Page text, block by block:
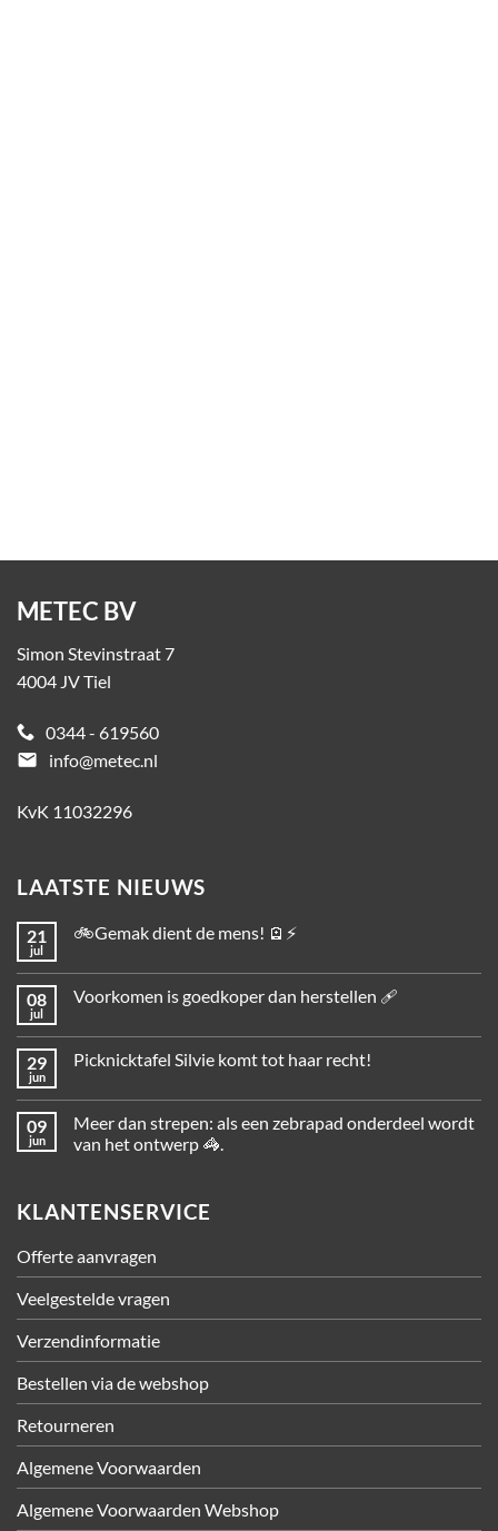
METEC BV
Simon Stevinstraat 7
4004 JV Tiel
0344 - 619560
email
info@metec.nl
KvK 11032296
LAATSTE NIEUWS
21
jul
🚲Gemak dient de mens! 🪫⚡
08
jul
Voorkomen is goedkoper dan herstellen 🩹
29
jun
Picknicktafel Silvie komt tot haar recht!
09
jun
Meer dan strepen: als een zebrapad onderdeel wordt
van het ontwerp 🦓.
KLANTENSERVICE
Offerte aanvragen
Veelgestelde vragen
Verzendinformatie
Bestellen via de webshop
Retourneren
Algemene Voorwaarden
Algemene Voorwaarden Webshop